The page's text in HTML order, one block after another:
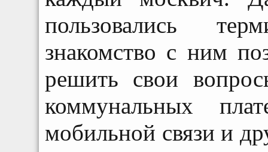
пользовались
знакомство с ним
решить свои
коммунальных
мобильной связи и